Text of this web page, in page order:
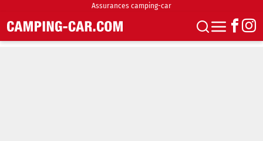
Assurances camping-car